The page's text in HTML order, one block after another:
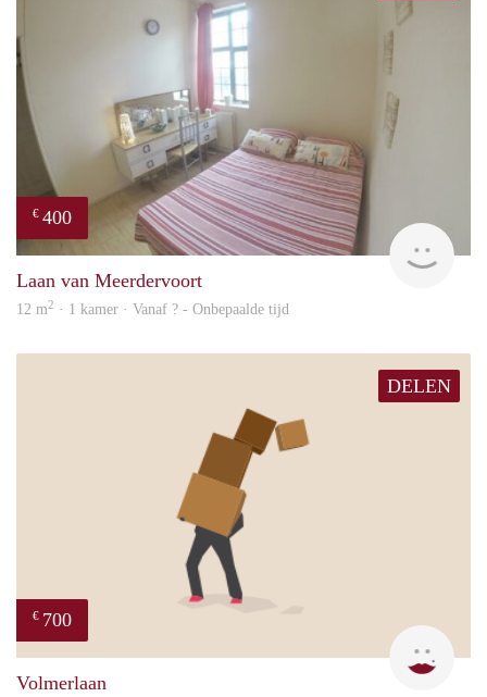
€ 400
Laan van Meerdervoort
12 m2 · 1 kamer · Vanaf ? - Onbepaalde tijd
DELEN
€ 700
Volmerlaan